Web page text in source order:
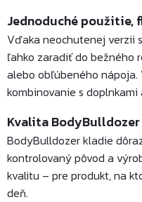
Jednoduché použitie,
Vďaka neochutenej verzii
ľahko zaradiť do bežného
alebo obľúbeného nápoja.
kombinovanie s
Kvalita BodyBulldozer
BodyBulldozer kladie
kontrolovaný pôvod a
kvalitu – pre produkt, na
deň.